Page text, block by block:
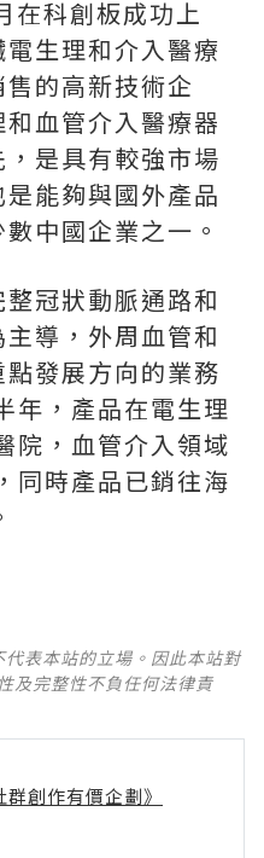
在科創板成功上
生理和介入醫療
的高新技術企
血管介入醫療器
是具有較強市場
能夠與國外產品
中國企業之一。
冠狀動脈通路和
導，外周血管和
發展方向的業務
年，產品在電生理
院，血管介入領域
同時產品已銷往海
表本站的立場。因此本站對
及完整性不負任何法律責
創作有價企劃》